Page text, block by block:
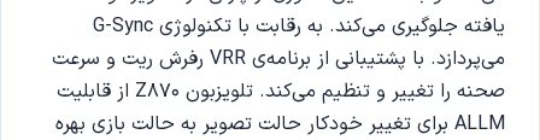
یافته جلوگیری می‌کند. به رقابت با تکنولوژی G-Sync
می‌پردازد. با پشتیبانی از برنامه‌ی VRR رفرش ریت و سرعت
صحنه را تغییر و تنظیم می‌کند. تلویزبون Z870 از قابلیت
ALLM برای تغییر خودکار حالت تصویر به حالت بازی بهره